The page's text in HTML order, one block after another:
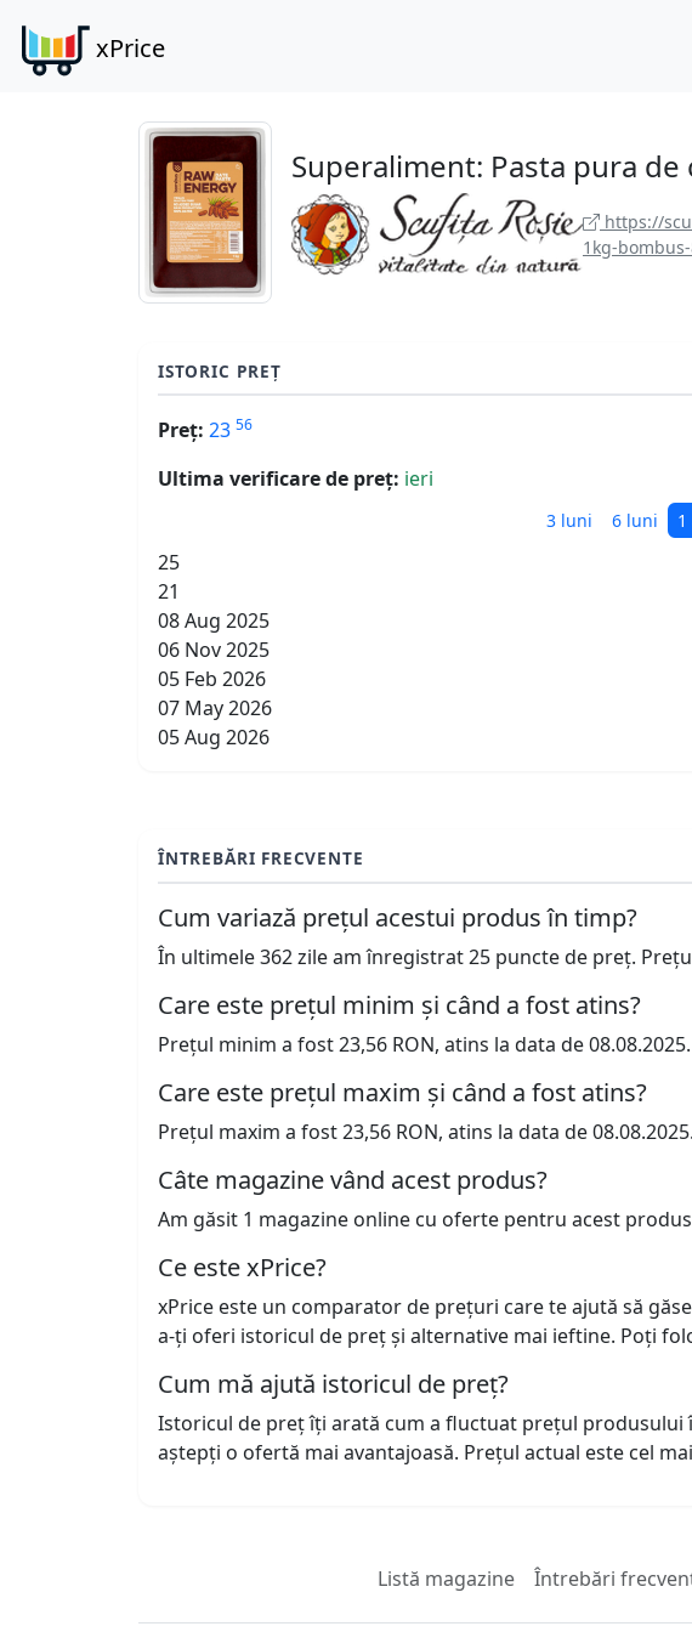
xPrice
Superaliment: Pasta pura
https://
1kg-
ISTORIC PREȚ
Preț: 23 56
Ultima verificare de preț: ieri
3 luni 6 luni 1
25
21
08 Aug 2025
06 Nov 2025
05 Feb 2026
07 May 2026
05 Aug 2026
ÎNTREBĂRI FRECVENTE
Cum variază prețul acestui produs în timp?
În ultimele 362 zile am înregistrat 25 puncte de preț.
Care este prețul minim și când a fost atins?
Prețul minim a fost 23,56 RON, atins la data de 08.08.2025.
Care este prețul maxim și când a fost atins?
Prețul maxim a fost 23,56 RON, atins la data de 08.08.2025.
Câte magazine vând acest produs?
Am găsit 1 magazine online cu oferte pentru acest
Ce este xPrice?
xPrice este un comparator de prețuri care te ajută să
a-ți oferi istoricul de preț și alternative mai ieftine. Poți
Cum mă ajută istoricul de preț?
Istoricul de preț îți arată cum a fluctuat prețul produsului
aștepți o ofertă mai avantajoasă. Prețul actual este cel
Listă magazine Întrebări